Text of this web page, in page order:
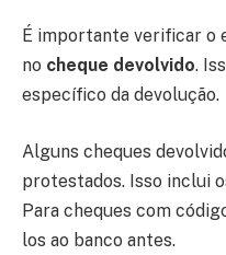
É importante verificar o
no cheque devolvido.
específico da devolução.
Alguns cheques
protestados. Isso inclui
Para cheques com
los ao banco antes.